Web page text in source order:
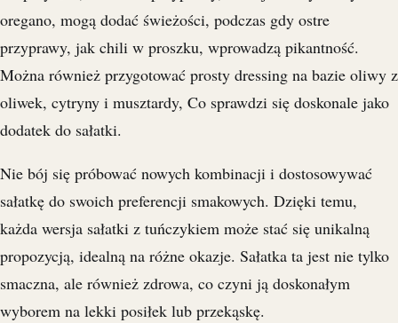
oregano, mogą dodać świeżości, podczas gdy ostre
przyprawy, jak chili w proszku, wprowadzą pikantność.
Można również przygotować prosty dressing na bazie oliwy z
oliwek, cytryny i musztardy, Co sprawdzi się doskonale jako
dodatek do sałatki.
Nie bój się próbować nowych kombinacji i dostosowywać
sałatkę do swoich preferencji smakowych. Dzięki temu,
każda wersja sałatki z tuńczykiem może stać się unikalną
propozycją, idealną na różne okazje. Sałatka ta jest nie tylko
smaczna, ale również zdrowa, co czyni ją doskonałym
wyborem na lekki posiłek lub przekąskę.